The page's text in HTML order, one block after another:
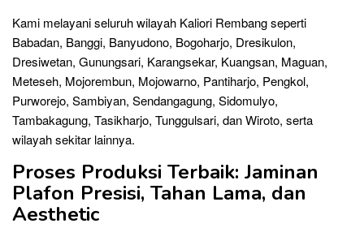
Kami melayani seluruh wilayah Kaliori Rembang seperti
Babadan, Banggi, Banyudono, Bogoharjo, Dresikulon,
Dresiwetan, Gunungsari, Karangsekar, Kuangsan, Maguan,
Meteseh, Mojorembun, Mojowarno, Pantiharjo, Pengkol,
Purworejo, Sambiyan, Sendangagung, Sidomulyo,
Tambakagung, Tasikharjo, Tunggulsari, dan Wiroto, serta
wilayah sekitar lainnya.
Proses Produksi Terbaik: Jaminan
Plafon Presisi, Tahan Lama, dan
Aesthetic